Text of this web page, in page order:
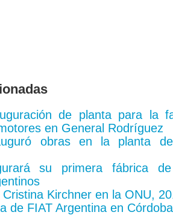
de planta para la
en General Rodríguez
obras en la planta
su primera fábrica
Kirchner en la ONU,
de FIAT Argentina en Córdoba